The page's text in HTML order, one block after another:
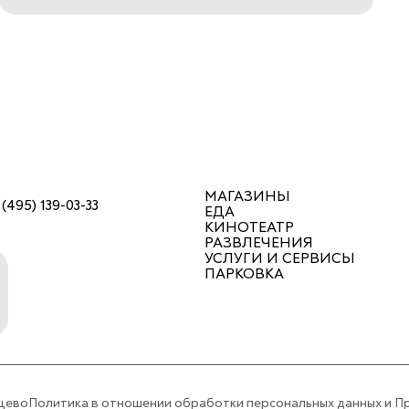
распространяются на избранный
этаже или по телефону +7 495 103 35 38
(495) 139-03-33
МАГАЗИНЫ
ЕДА
КИНОТЕАТР
РАЗВЛЕЧЕНИЯ
УСЛУГИ И СЕРВИСЫ
ПАРКОВКА
Политика в отношении обработки персональных данных и